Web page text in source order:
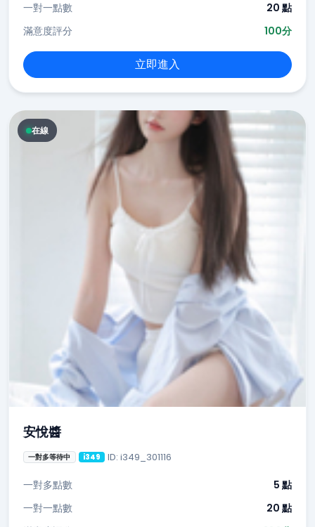
一對一點數
20 點
滿意度評分
100分
立即進入
在線
安悅醬
一對多等待中 i349 ID: i349_301116
一對多點數
5 點
一對一點數
20 點